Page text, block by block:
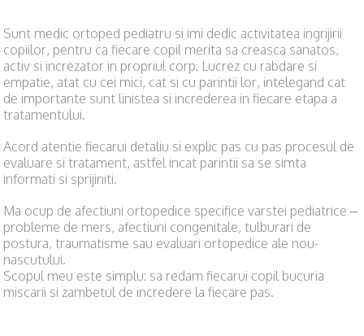
Sunt medic ortoped pediatru si imi dedic activitatea ingrijirii
copiilor, pentru ca fiecare copil merita sa creasca sanatos,
activ si increzator in propriul corp. Lucrez cu rabdare si
empatie, atat cu cei mici, cat si cu parintii lor, intelegand cat
de importante sunt linistea si increderea in fiecare etapa a
tratamentului.
Acord atentie fiecarui detaliu si explic pas cu pas procesul de
evaluare si tratament, astfel incat parintii sa se simta
informati si sprijiniti.
Ma ocup de afectiuni ortopedice specifice varstei pediatrice –
probleme de mers, afectiuni congenitale, tulburari de
postura, traumatisme sau evaluari ortopedice ale nou-
nascutului.
Scopul meu este simplu: sa redam fiecarui copil bucuria
miscarii si zambetul de incredere la fiecare pas.